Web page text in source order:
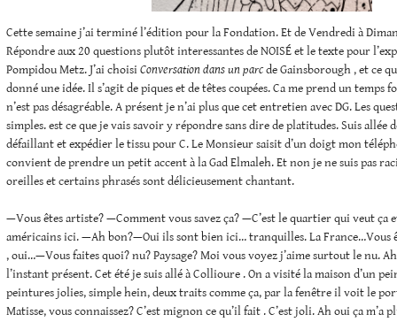
Cette semaine j’ai terminé l’édition pour la Fondation. Et de Vendredi à
Répondre aux 20 questions plutôt interessantes de NOISÉ et le texte pour
Pompidou Metz. J’ai choisiConversation dans un parcde Gainsborough , et ce
donné une idée. Il s’agit de piques et de têtes coupées. Ca me prend un temps
n’est pas désagréable. A présent je n’ai plus que cet entretien avec DG. Les
simples. est ce que je vais savoir y répondre sans dire de platitudes. Suis allée
défaillant et expédier le tissu pour C. Le Monsieur saisit d’un doigt mon
convient de prendre un petit accent à la Gad Elmaleh. Et non je ne suis pas
oreilles et certains phrasés sont délicieusement chantant.
—Vous êtes artiste? —Comment vous savez ça? —C’est le quartier qui veut ça
américains ici. —Ah bon?—Oui ils sont bien ici… tranquilles. La France…Vous
, oui…—Vous faites quoi? nu? Paysage? Moi vous voyez j’aime surtout le nu.
l’instant présent. Cet été je suis allé à Collioure . On a visité la maison d’un
peintures jolies, simple hein, deux traits comme ça, par la fenêtre il voit le
Matisse, vous connaissez? C’est mignon ce qu’il fait . C’est joli. Ah oui ça m’a